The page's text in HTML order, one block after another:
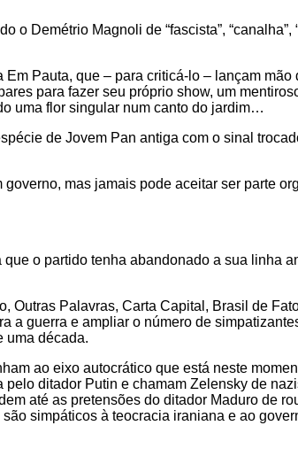
Demétrio Magnoli de “fascista”, “canalha”,
Pauta, que – para criticá-lo – lançam mão
para fazer seu próprio show, um
uma flor singular num canto do jardim…
de Jovem Pan antiga com o sinal
mas jamais pode aceitar ser parte
o partido tenha abandonado a sua linha
Outras Palavras, Carta Capital, Brasil de
guerra e ampliar o número de
uma década.
ao eixo autocrático que está neste
ditador Putin e chamam Zelensky de
até as pretensões do ditador Maduro de
simpáticos à teocracia iraniana e ao